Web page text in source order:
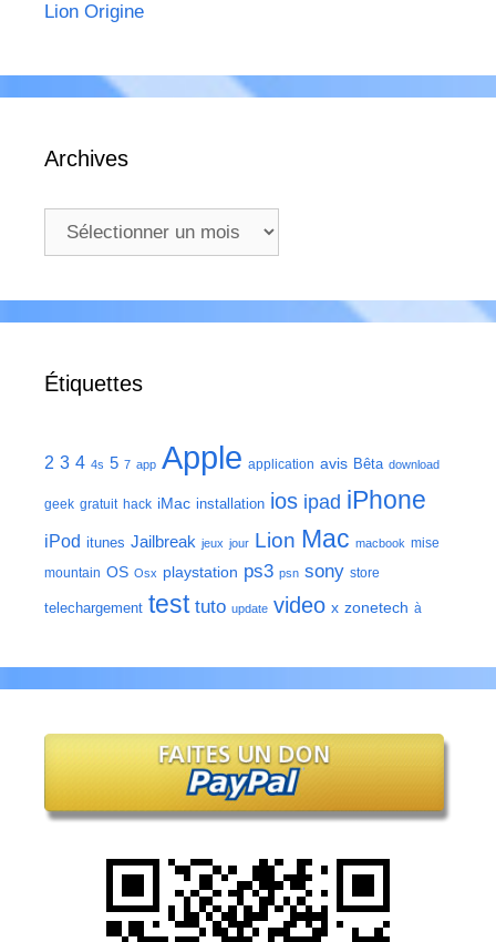
Lion Origine
Archives
Archives
Étiquettes
2 3 4 4s 5 7 app Apple application avis Bêta download
geek gratuit hack iMac installation ios ipad iPhone
iPod itunes Jailbreak jeux jour Lion Mac macbook mise
mountain OS Osx playstation ps3 psn sony store
telechargement test tuto update video x zonetech à